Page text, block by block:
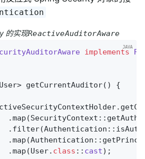
的实现ReactiveAuditorAware
implements
getCurrentAuditor() {
.map(User
. class :: cast) ;